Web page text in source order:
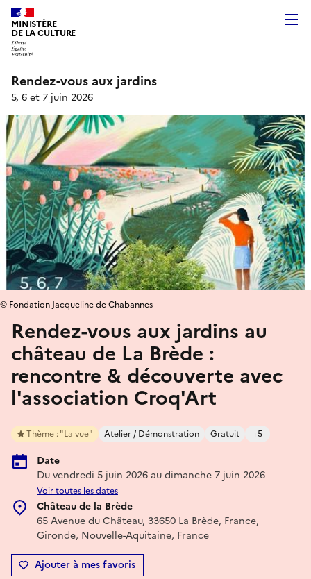
MINISTÈRE
DE LA CULTURE
Rendez-vous aux jardins
5, 6 et 7 juin 2026
Rendez-vous aux jardins au
château de La Brède :
rencontre & découverte avec
l'association Croq'Art
Thème : "La vue" Atelier / Démonstration Gratuit +5
Date
Du vendredi 5 juin 2026 au dimanche 7 juin 2026
Voir toutes les dates
Château de la Brède
65 Avenue du Château, 33650 La Brède, France,
Gironde, Nouvelle-Aquitaine, France
Ajouter à mes favoris
© Fondation Jacqueline de Chabannes